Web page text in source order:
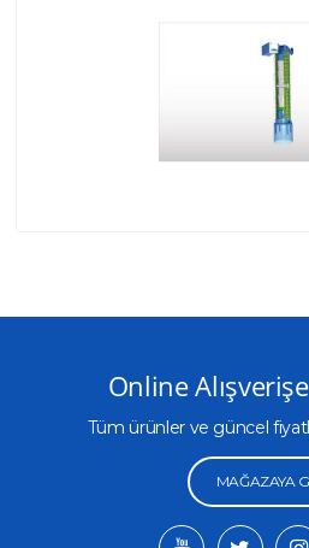
Online Alışverişe
Tüm ürünler ve güncel
MAĞAZAYA